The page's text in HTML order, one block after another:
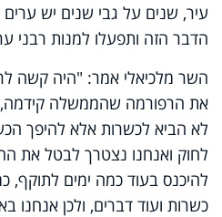
עיר, שנים על גבי שנים יש
הדבר הזה ותפעלו למנות רבני
השר מלכיאלי אמר: "היה קשה
את הרפורמה שהממשלה קידמה,
לא הביא לכשרות אלא להיפך
לחוק ואנחנו נצטרך לבטל את
להיכנס בעוד כמה ימים לתוקף,
כשרות ועוד דברים, ולכן אנחנו